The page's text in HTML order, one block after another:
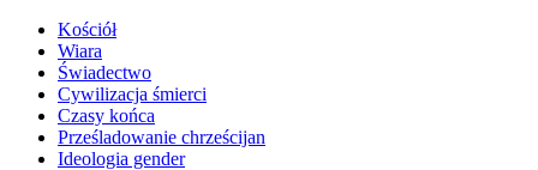
Kościół
Wiara
Świadectwo
Cywilizacja śmierci
Czasy końca
Prześladowanie chrześcijan
Ideologia gender